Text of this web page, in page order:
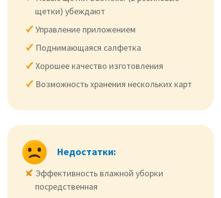
щетки) убеждают
Управление приложением
Поднимающаяся салфетка
Хорошее качество изготовления
Возможность хранения нескольких карт
Недостатки:
Эффективность влажной уборки
посредственная